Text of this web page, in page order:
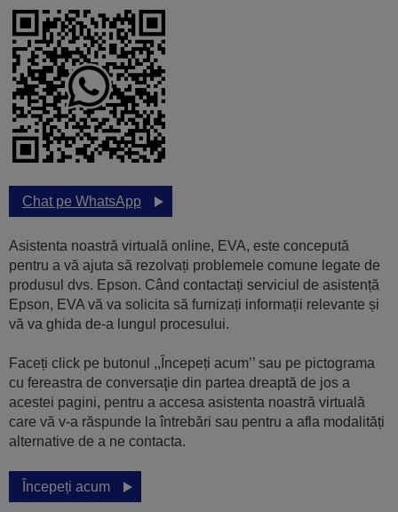
Chat pe WhatsApp
Asistenta noastră virtuală online, EVA, este concepută
pentru a vă ajuta să rezolvați problemele comune legate de
produsul dvs. Epson. Când contactați serviciul de asistență
Epson, EVA vă va solicita să furnizați informații relevante și
vă va ghida de-a lungul procesului.
Faceți click pe butonul ,,Începeți acum’’ sau pe pictograma
cu fereastra de conversaţie din partea dreaptă de jos a
acestei pagini, pentru a accesa asistenta noastră virtuală
care vă v-a răspunde la întrebări sau pentru a afla modalități
alternative de a ne contacta.
Începeți acum